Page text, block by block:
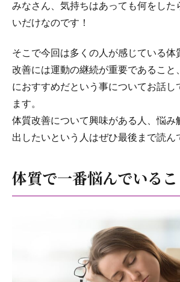
みなさん、気持ちはあっても何をした
いだけなのです！
そこで今回は多くの人が感じている体
改善には運動の継続が重要であること
におすすめだという事についてお話し
ます。
体質改善について興味がある人、悩み
出したいという人はぜひ最後まで読ん
体質で一番悩んでいるこ